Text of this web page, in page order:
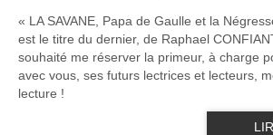
« LA SAVANE, Papa de Gaulle et la
est le titre du dernier, de Raphael
souhaité me réserver la primeur, à charge
avec vous, ses futurs lectrices et lecteurs,
lecture !